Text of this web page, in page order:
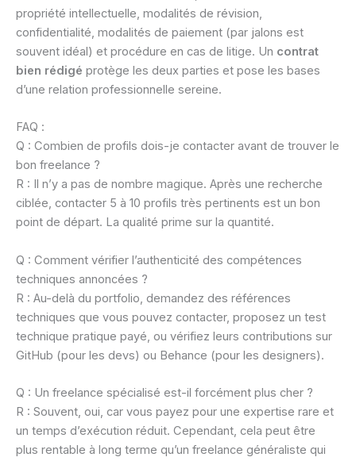
propriété intellectuelle, modalités de révision,
confidentialité, modalités de paiement (par jalons est
souvent idéal) et procédure en cas de litige. Un contrat
bien rédigé protège les deux parties et pose les bases
d’une relation professionnelle sereine.
FAQ :
Q : Combien de profils dois-je contacter avant de trouver le
bon freelance ?
R : Il n’y a pas de nombre magique. Après une recherche
ciblée, contacter 5 à 10 profils très pertinents est un bon
point de départ. La qualité prime sur la quantité.
Q : Comment vérifier l’authenticité des compétences
techniques annoncées ?
R : Au-delà du portfolio, demandez des références
techniques que vous pouvez contacter, proposez un test
technique pratique payé, ou vérifiez leurs contributions sur
GitHub (pour les devs) ou Behance (pour les designers).
Q : Un freelance spécialisé est-il forcément plus cher ?
R : Souvent, oui, car vous payez pour une expertise rare et
un temps d’exécution réduit. Cependant, cela peut être
plus rentable à long terme qu’un freelance généraliste qui